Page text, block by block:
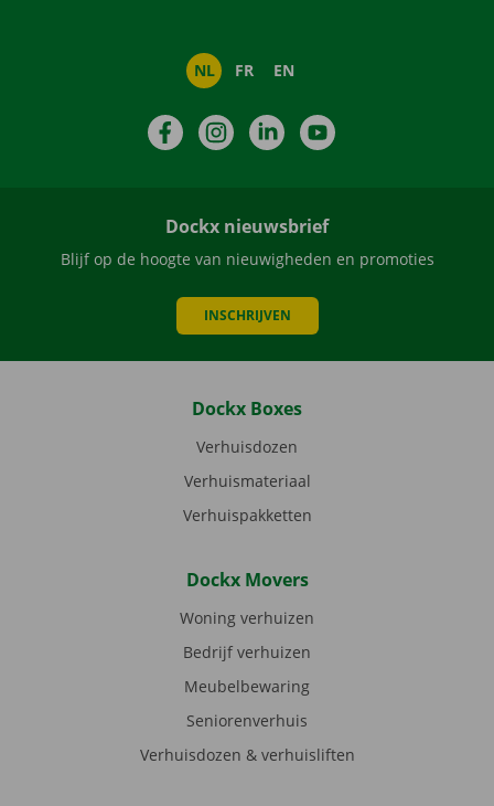
NL FR EN
FacebookInstagramLinkedIn
Dockx nieuwsbrief
Blijf op de hoogte van nieuwigheden en promoties
INSCHRIJVEN
Dockx Boxes
Verhuisdozen
Verhuismateriaal
Verhuispakketten
Dockx Movers
Woning verhuizen
Bedrijf verhuizen
Meubelbewaring
Seniorenverhuis
Verhuisdozen & verhuisliften